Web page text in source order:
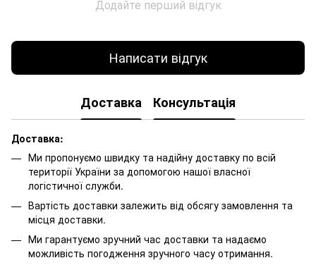
Додайте перший відгук
Написати відгук
Доставка Консультація
Доставка:
Ми пропонуємо швидку та надійну доставку по всій
території України за допомогою нашої власної
логістичної служби.
Вартість доставки залежить від обсягу замовлення та
місця доставки.
Ми гарантуємо зручний час доставки та надаємо
можливість погодження зручного часу отримання.